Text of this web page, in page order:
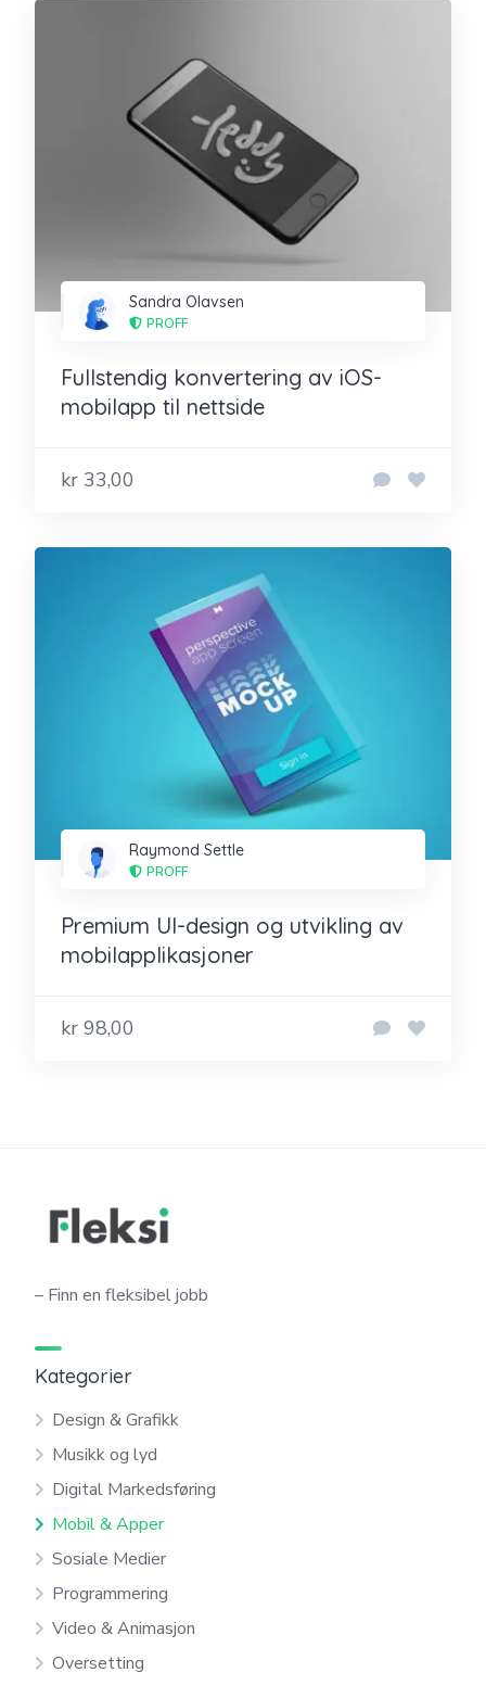
Sandra Olavsen
PROFF
Fullstendig konvertering av iOS-
mobilapp til nettside
kr 33,00
Raymond Settle
PROFF
Premium UI-design og utvikling av
mobilapplikasjoner
kr 98,00
– Finn en fleksibel jobb
Kategorier
Design & Grafikk
Musikk og lyd
Digital Markedsføring
Mobil & Apper
Sosiale Medier
Programmering
Video & Animasjon
Oversetting